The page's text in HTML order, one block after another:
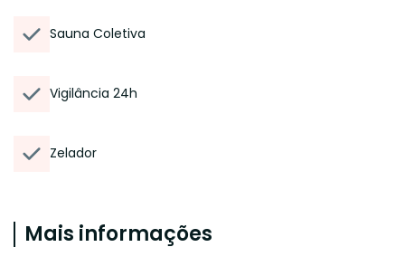
Sauna Coletiva
Vigilância 24h
Zelador
Mais informações